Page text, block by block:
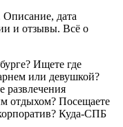
дата
и отзывы. Всё о
Ищете где
или девушкой?
развлечения
отдыхом? Посещаете
Куда-СПБ